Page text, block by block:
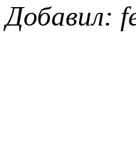
Добавил: